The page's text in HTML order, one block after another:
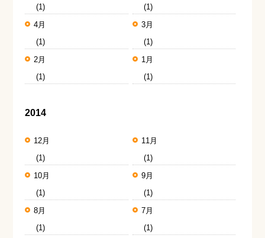
(1)
(1)
4月
(1)
3月
(1)
2月
(1)
1月
(1)
2014
12月
(1)
11月
(1)
10月
(1)
9月
(1)
8月
(1)
7月
(1)